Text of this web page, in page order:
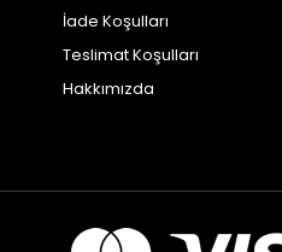
İade Koşulları
Teslimat Koşulları
Hakkımızda